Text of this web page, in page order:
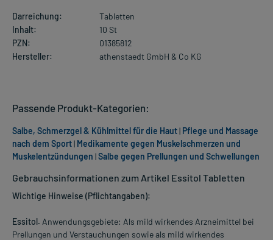
Darreichung:
Tabletten
Inhalt:
10 St
PZN:
01385812
Hersteller:
athenstaedt GmbH & Co KG
Gebrauchsinformationen zum Artikel Essitol Tabletten
Wichtige Hinweise (Pflichtangaben):
Essitol. Anwendungsgebiete: Als mild wirkendes Arzneimittel bei
Prellungen und Verstauchungen sowie als mild wirkendes
Passende Produkt-Kategorien:
Salbe, Schmerzgel & Kühlmittel für die Haut| Pflege und Massage
nach dem Sport| Medikamente gegen Muskelschmerzen und
Muskelentzündungen |Salbe gegen Prellungen und Schwellungen